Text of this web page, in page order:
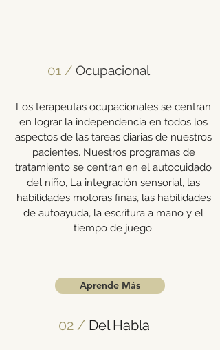
01 / Ocupacional
Los terapeutas ocupacionales se centran
en lograr la independencia en todos los
aspectos de las tareas diarias de nuestros
pacientes. Nuestros programas de
tratamiento se centran en el autocuidado
del niño, La integración sensorial, las
habilidades motoras finas, las habilidades
de autoayuda, la escritura a mano y el
tiempo de juego.
Aprende Más
02 / Del Habla